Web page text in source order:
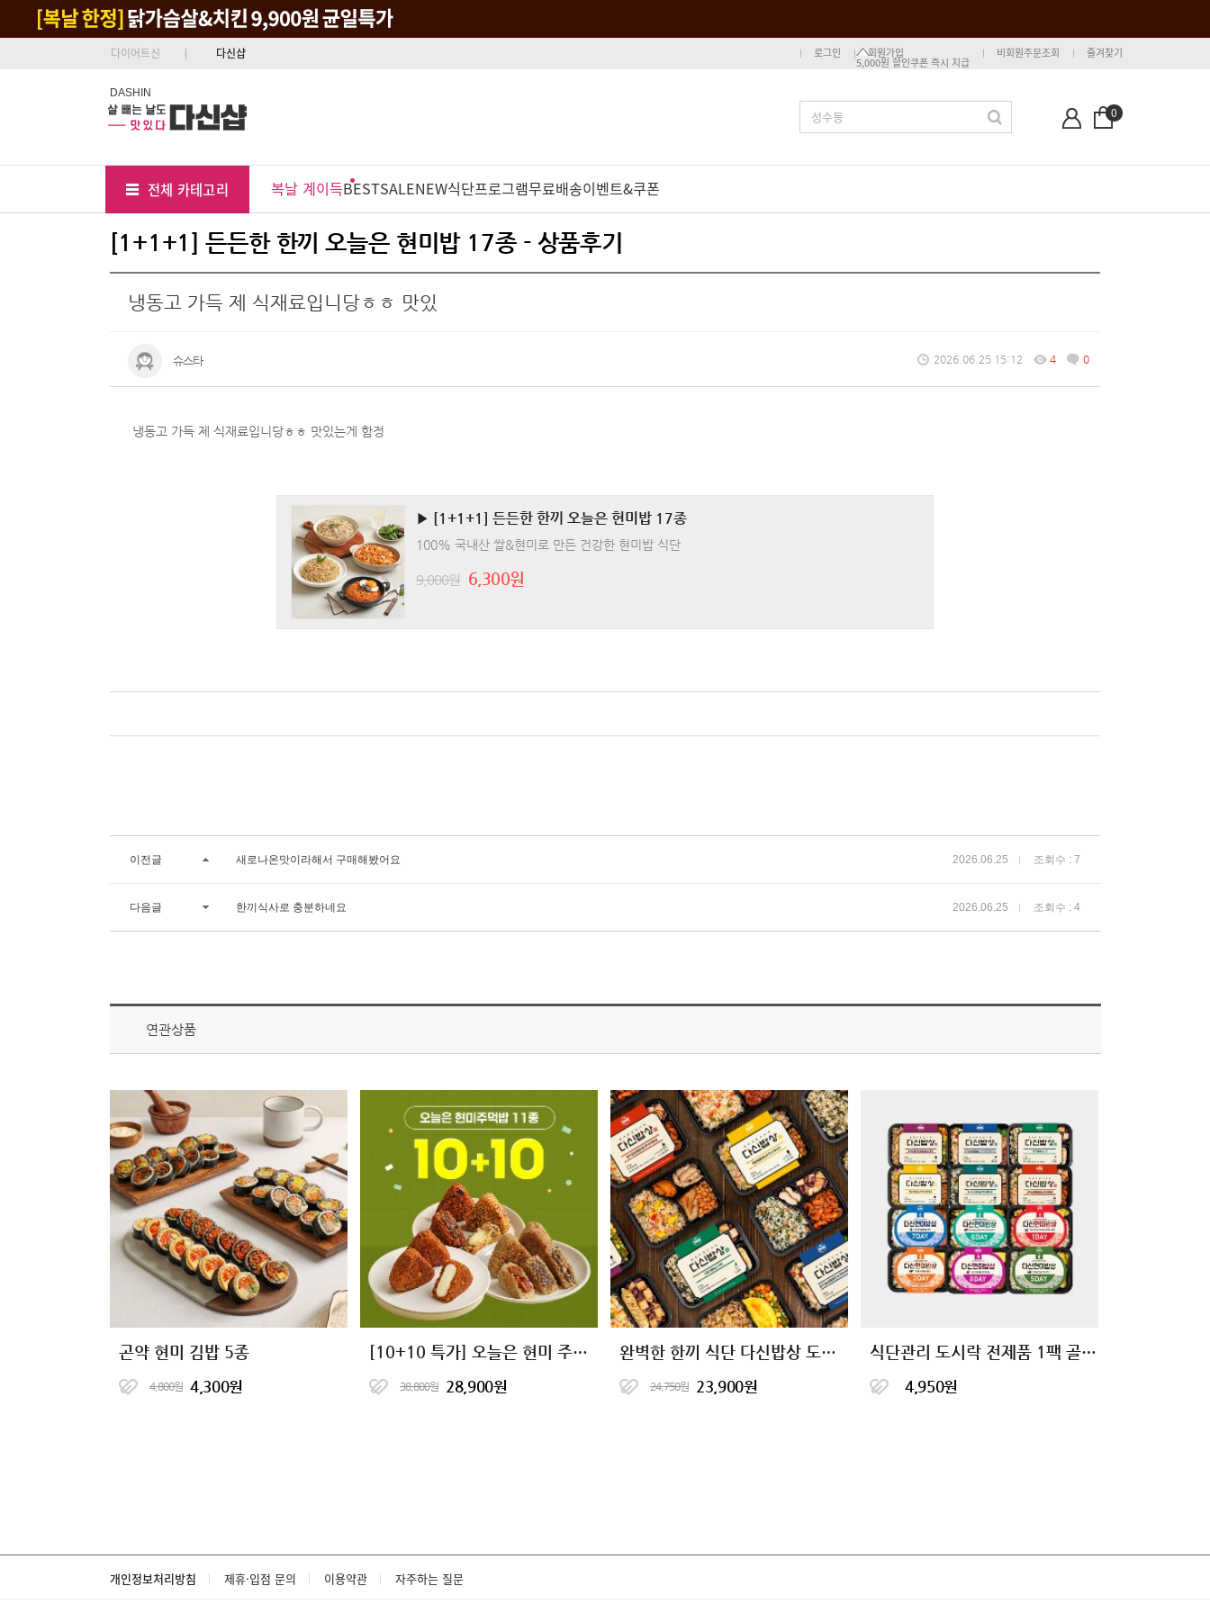
다이어트신 다신샵 로그인 회원가입
5,000원 할인쿠폰 즉시 지급
비회원주문조회 즐겨찾기
DASHIN
0
전체 카테고리 복날 계이득BESTSALENEW식단프로그램무료배송이벤트&쿠폰
[1+1+1] 든든한 한끼 오늘은 현미밥 17종 - 상품후기
냉동고 가득 제 식재료입니당ㅎㅎ 맛있
슈스타 2026.06.25 15:12 4 0
냉동고 가득 제 식재료입니당ㅎㅎ 맛있는게 함정
▶ [1+1+1] 든든한 한끼 오늘은 현미밥 17종
100% 국내산 쌀&현미로 만든 건강한 현미밥 식단
9,000원 6,300원
이전글 새로나온맛이라해서 구매해봤어요 2026.06.25 조회수 : 7
다음글 한끼식사로 충분하네요 2026.06.25 조회수 : 4
연관상품
곤약 현미 김밥 5종
4,800원 4,300원
[10+10 특가] 오늘은 현미 주먹밥 11종
38,800원 28,900원
완벽한 한끼 식단 다신밥상 도시락
24,750원 23,900원
식단관리 도시락 전제품 1팩 골라담기
4,950원
개인정보처리방침 제휴·입점 문의 이용약관 자주하는 질문